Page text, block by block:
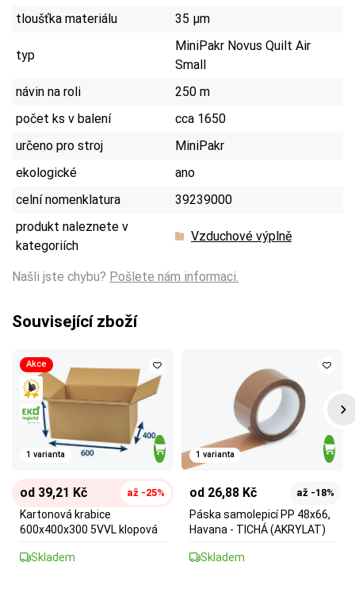
tloušťka materiálu
35 µm
typ
MiniPakr Novus Quilt Air
Small
návin na roli
250 m
počet ks v balení
cca 1650
určeno pro stroj
MiniPakr
ekologické
ano
celní nomenklatura
39239000
produkt naleznete v
kategoriích
Vzduchové výplně
Našli jste chybu? Pošlete nám informaci.
Související zboží
Akce
1 varianta
od 39,21 Kč až -25%
Kartonová krabice
600x400x300 5VVL klopová
Skladem
1 varianta
od 26,88 Kč až -18%
Páska samolepicí PP 48x66,
Havana - TICHÁ (AKRYLAT)
Skladem